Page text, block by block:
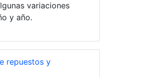
variaciones
y año.
repuestos y